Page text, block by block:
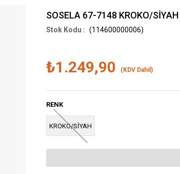
SOSELA 67-7148 KROKO/SİYAH
(114600000006)
₺1.249,90 (KDV Dahil)
RENK
KROKO/SİYAH